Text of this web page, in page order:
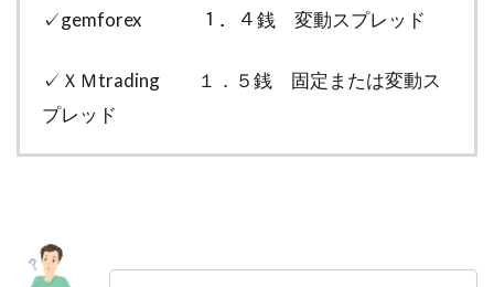
✓gemforex １．４銭 変動スプレッド
✓ＸＭtrading １．５銭 固定または変動ス
プレッド